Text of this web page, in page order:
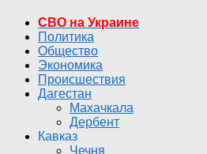
СВО на Украине
Политика
Общество
Экономика
Происшествия
Дагестан
Махачкала
Дербент
Кавказ
Чечня